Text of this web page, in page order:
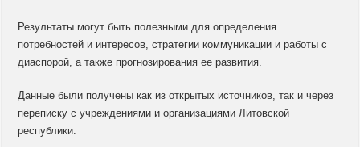
Результаты могут быть полезными для определения
потребностей и интересов, стратегии коммуникации и работы с
диаспорой, а также прогнозирования ее развития.
Данные были получены как из открытых источников, так и через
переписку с учреждениями и организациями Литовской
республики.